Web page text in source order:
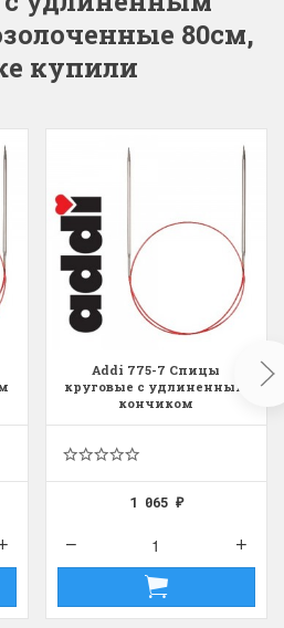
80см,
купили
Addi 775-7 Спицы
круговые с удлиненным
кончиком
1 065₽